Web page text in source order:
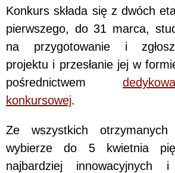
Konkurs składa się z dwóch
pierwszego, do 31 marca,
na przygotowanie i
projektu i przesłanie jej w
pośrednictwem
konkursowej.
Ze wszystkich otrzymanych
wybierze do 5 kwietnia
najbardziej innowacyjnych i